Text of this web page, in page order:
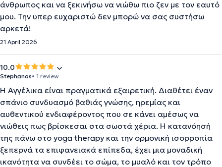
άνθρωπος και να ξεκινήσω να νιώθω πιο ζεν με τον εαυτό
μου. Την υπερ ευχαριστώ δεν μπορώ να σας συστήσω
αρκετά!
21 April 2026
10.0
Stephanos• 1 review
Η Αγγέλικα είναι πραγματικά εξαιρετική. Διαθέτει έναν
σπάνιο συνδυασμό βαθιάς γνώσης, ηρεμίας και
αυθεντικού ενδιαφέροντος που σε κάνει αμέσως να
νιώθεις πως βρίσκεσαι στα σωστά χέρια. Η κατανόησή
της πάνω στο yoga therapy και την ορμονική ισορροπία
ξεπερνά τα επιφανειακά επίπεδα, έχει μια μοναδική
ικανότητα να συνδέει το σώμα, το μυαλό και τον τρόπο